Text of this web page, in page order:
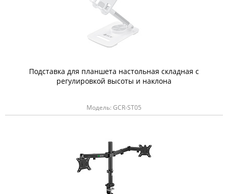
Подставка для планшета настольная складная с
регулировкой высоты и наклона
Модель: GCR-ST05